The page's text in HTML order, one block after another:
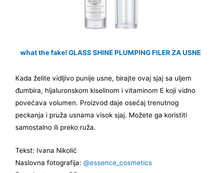
what the fake! GLASS SHINE PLUMPING FILER ZA USNE
Kada želite vidljivo punije usne, birajte ovaj sjaj sa uljem
đumbira, hijaluronskom kiselinom i vitaminom E koji vidno
povećava volumen. Proizvod daje osećaj trenutnog
peckanja i pruža usnama visok sjaj. Možete ga koristiti
samostalno ili preko ruža.
Tekst: Ivana Nikolić
Naslovna fotografija:@essence_cosmetics